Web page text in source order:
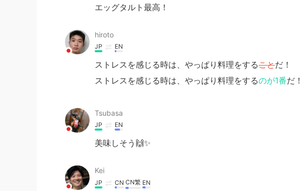
エッグタルト最高！
hiroto
JP EN
ストレスを感じる時は、やっぱり料理をすることだ！
ストレスを感じる時は、やっぱり料理をするのが1番だ！
Tsubasa
JP EN
美味しそう🙌✨
Kei
JP CN CN繁 EN